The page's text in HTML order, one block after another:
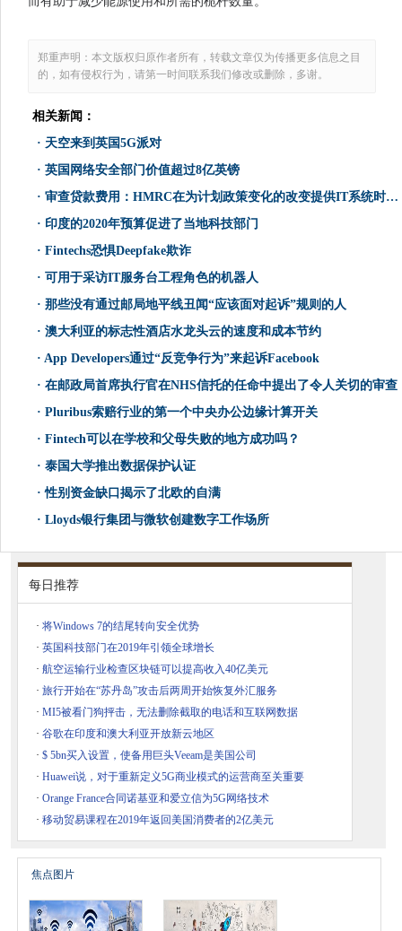
郑重声明：本文版权归原作者所有，转载文章仅为传播更多信息之目
的，如有侵权行为，请第一时间联系我们修改或删除，多谢。
相关新闻：
· 天空来到英国5G派对
· 英国网络安全部门价值超过8亿英镑
· 审查贷款费用：HMRC在为计划政策变化的改变提供IT系统时投资20万英镑
· 印度的2020年预算促进了当地科技部门
· Fintechs恐惧Deepfake欺诈
· 可用于采访IT服务台工程角色的机器人
· 那些没有通过邮局地平线丑闻“应该面对起诉”规则的人
· 澳大利亚的标志性酒店水龙头云的速度和成本节约
· App Developers通过“反竞争行为”来起诉Facebook
· 在邮政局首席执行官在NHS信托的任命中提出了令人关切的审查
· Pluribus索赔行业的第一个中央办公边缘计算开关
· Fintech可以在学校和父母失败的地方成功吗？
· 泰国大学推出数据保护认证
·性别资金缺口揭示了北欧的自满
· Lloyds银行集团与微软创建数字工作场所
每日推荐
· 将Windows 7的结尾转向安全优势
· 英国科技部门在2019年引领全球增长
· 航空运输行业检查区块链可以提高收入40亿美元
· 旅行开始在“苏丹岛”攻击后两周开始恢复外汇服务
· MI5被看门狗抨击，无法删除截取的电话和互联网数据
· 谷歌在印度和澳大利亚开放新云地区
· $ 5bn买入设置，使备用巨头Veeam是美国公司
· Huawei说，对于重新定义5G商业模式的运营商至关重要
· Orange France合同诺基亚和爱立信为5G网络技术
· 移动贸易课程在2019年返回美国消费者的2亿美元
焦点图片